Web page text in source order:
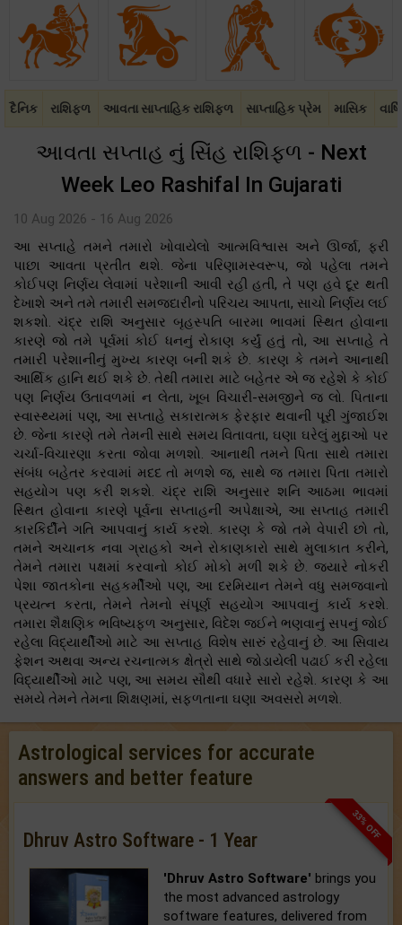
દૈનિક રાશિફળ આવતા સાપ્તાહિક રાશિફળ સાપ્તાહિક પ્રેમ માસિક
આવતા સપ્તાહ નું સિંહ રાશિફળ - Next
Week Leo Rashifal In Gujarati
10 Aug 2026 - 16 Aug 2026
આ સપ્તાહે તમને તમારો ખોવાયેલો આત્મવિશ્વાસ અને ઊર્જા, ફરી
પાછા આવતા પ્રતીત થશે. જેના પરિણામસ્વરૂપ, જો પહેલા તમને
કોઈપણ નિર્ણય લેવામાં પરેશાની આવી રહી હતી, તે પણ હવે દૂર થતી
દેખાશે અને તમે તમારી સમજદારીનો પરિચય આપતા, સાચો નિર્ણય લઈ
શકશો. ચંદ્ર રાશિ અનુસાર બૃહસ્પતિ બારમા ભાવમાં સ્થિત હોવાના
કારણે જો તમે પૂર્વમાં કોઈ ધનનું રોકાણ કર્યું હતું તો, આ સપ્તાહે તે
તમારી પરેશાનીનું મુખ્ય કારણ બની શકે છે. કારણ કે તમને આનાથી
આર્થિક હાનિ થઈ શકે છે. તેથી તમારા માટે બહેતર એ જ રહેશે કે કોઈ
પણ નિર્ણય ઉતાવળમાં ન લેતા, ખૂબ વિચારી-સમજીને જ લો. પિતાના
સ્વાસ્થ્યમાં પણ, આ સપ્તાહે સકારાત્મક ફેરફાર થવાની પૂરી ગુંજાઈશ
છે. જેના કારણે તમે તેમની સાથે સમય વિતાવતા, ઘણા ઘરેલું મુદ્દાઓ પર
ચર્ચા-વિચારણા કરતા જોવા મળશો. આનાથી તમને પિતા સાથે તમારા
સંબંધ બહેતર કરવામાં મદદ તો મળશે જ, સાથે જ તમારા પિતા તમારો
સહયોગ પણ કરી શકશે. ચંદ્ર રાશિ અનુસાર શનિ આઠમા ભાવમાં
સ્થિત હોવાના કારણે પૂર્વના સપ્તાહની અપેક્ષાએ, આ સપ્તાહ તમારી
કારકિર્દીને ગતિ આપવાનું કાર્ય કરશે. કારણ કે જો તમે વેપારી છો તો,
તમને અચાનક નવા ગ્રાહકો અને રોકાણકારો સાથે મુલાકાત કરીને,
તેમને તમારા પક્ષમાં કરવાનો કોઈ મોકો મળી શકે છે. જ્યારે નોકરી
પેશા જાતકોના સહકર્મીઓ પણ, આ દરમિયાન તેમને વધુ સમજવાનો
પ્રયત્ન કરતા, તેમને તેમનો સંપૂર્ણ સહયોગ આપવાનું કાર્ય કરશે.
તમારા શૈક્ષણિક ભવિષ્યફળ અનુસાર, વિદેશ જઈને ભણવાનું સપનું જોઈ
રહેલા વિદ્યાર્થીઓ માટે આ સપ્તાહ વિશેષ સારું રહેવાનું છે. આ સિવાય
ફેશન અથવા અન્ય રચનાત્મક ક્ષેત્રો સાથે જોડાયેલી પઢાઈ કરી રહેલા
વિદ્યાર્થીઓ માટે પણ, આ સમય સૌથી વધારે સારો રહેશે. કારણ કે આ
સમયે તેમને તેમના શિક્ષણમાં, સફળતાના ઘણા અવસરો મળશે.
Astrological services for accurate
answers and better feature
33% OFF
Dhruv Astro Software - 1 Year
'Dhruv Astro Software' brings you
the most advanced astrology
software features, delivered from